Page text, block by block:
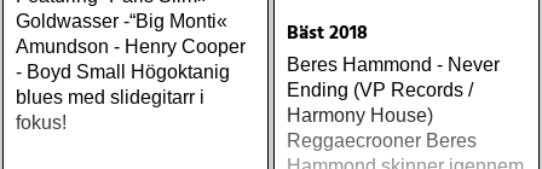
Goldwasser -“Big Monti«
Amundson - Henry Cooper
- Boyd Small Högoktanig
blues med slidegitarr i
fokus!
Bäst 2018
Beres Hammond - Never
Ending (VP Records /
Harmony House)
Reggaecrooner Beres